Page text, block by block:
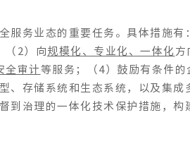
服务业态的重要任务。具体措施有
（2）向 规模化、专业化、一体化 方
全审计等服务；（4）鼓励有条件的
、存储系统和生态系统，以及集成
到治理的一体化技术保护措施，构